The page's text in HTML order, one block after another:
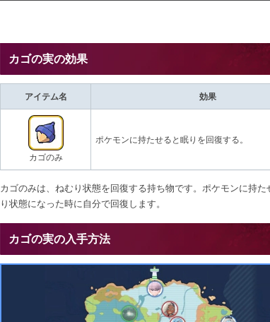
カゴの実の効果
アイテム名 効果
カゴのみ
ポケモンに持たせると眠りを回復する。
カゴのみは、ねむり状態を回復する持ち物です。ポケモンに持た
り状態になった時に自分で回復します。
カゴの実の入手方法